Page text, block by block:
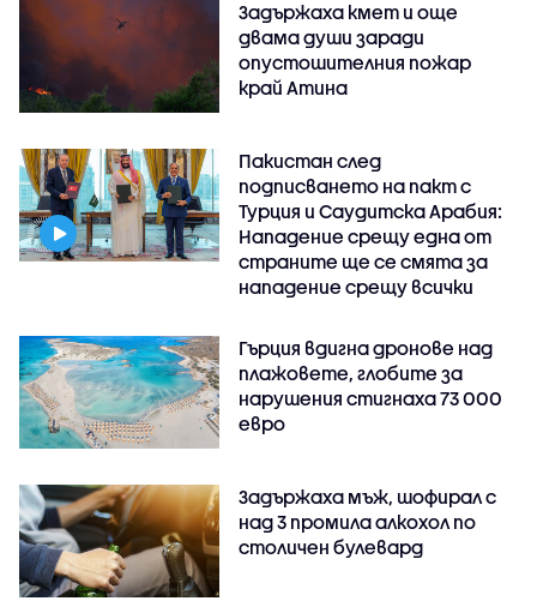
Задържаха кмет и още
двама души заради
опустошителния пожар
край Атина
Пакистан след
подписването на пакт с
Турция и Саудитска Арабия:
Нападение срещу една от
страните ще се смята за
нападение срещу всички
Гърция вдигна дронове над
плажовете, глобите за
нарушения стигнаха 73 000
евро
Задържаха мъж, шофирал с
над 3 промила алкохол по
столичен булевард